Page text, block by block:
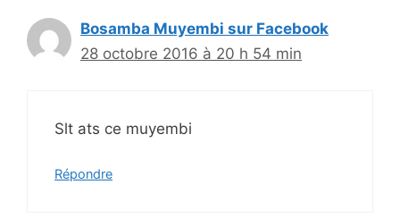
Bosamba Muyembi sur Facebook
28 octobre 2016 à 20 h 54 min
Slt ats ce muyembi
Répondre